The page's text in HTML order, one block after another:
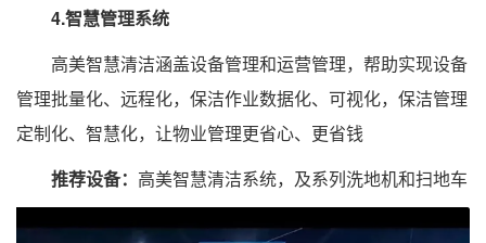
4.智慧管理系统
高美智慧清洁涵盖设备管理和运营管理，帮助实现设备
管理批量化、远程化，保洁作业数据化、可视化，保洁管理
定制化、智慧化，让物业管理更省心、更省钱
推荐设备： 高美智慧清洁系统，及系列洗地机和扫地车